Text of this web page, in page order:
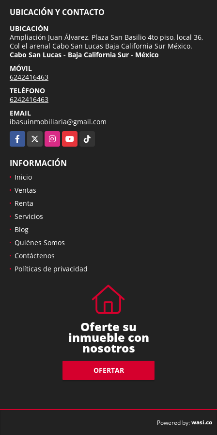
UBICACIÓN Y CONTACTO
UBICACIÓN
Ampliación Juan Álvarez, Plaza San Basilio 4to piso, local 36,
Col el arenal Cabo San Lucas Baja California Sur México.
Cabo San Lucas - Baja California Sur - México
MÓVIL
6242416463
TELÉFONO
6242416463
EMAIL
ibasuinmobiliaria@gmail.com
Facebook
InstagramYouTubeTikTok
INFORMACIÓN
Inicio
Ventas
Renta
Servicios
Blog
Quiénes Somos
Contáctenos
Políticas de privacidad
Oferte su
inmueble con
nosotros
OFERTAR
Powered by:wasi.co